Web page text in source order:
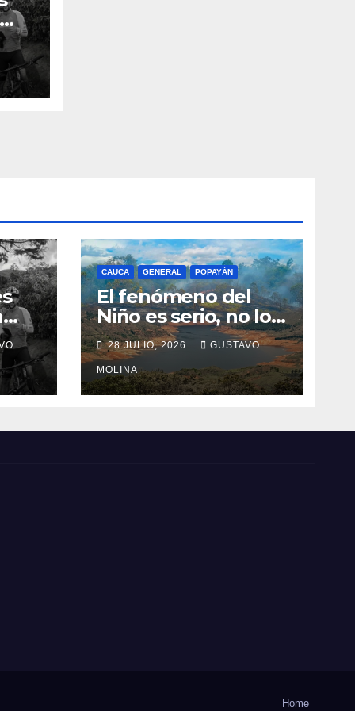
el
el
CAUCA GENERAL POPAYÁN
El fenómeno del
Niño es serio, no lo
tome a juego
28 JULIO, 2026 GUSTAVO
MOLINA
Home